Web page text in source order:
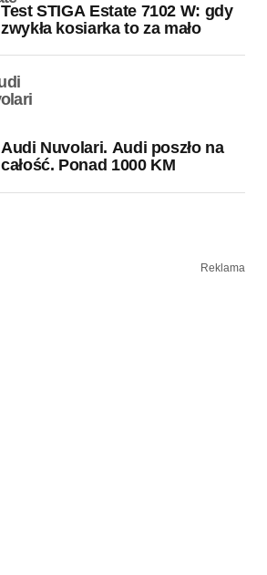
Test STIGA Estate 7102 W: gdy
zwykła kosiarka to za mało
Audi Nuvolari. Audi poszło na
całość. Ponad 1000 KM
Reklama